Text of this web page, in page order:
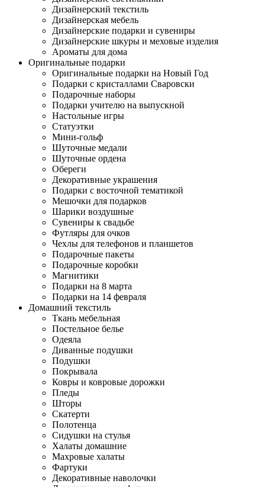
Дизайнерский текстиль
Дизайнерская мебель
Дизайнерские подарки и сувениры
Дизайнерские шкуры и меховые изделия
Ароматы для дома
Оригинальные подарки
Оригинальные подарки на Новый Год
Подарки с кристаллами Сваровски
Подарочные наборы
Подарки учителю на выпускной
Настольные игры
Статуэтки
Мини-гольф
Шуточные медали
Шуточные ордена
Обереги
Декоративные украшения
Подарки с восточной тематикой
Мешочки для подарков
Шарики воздушные
Сувениры к свадьбе
Футляры для очков
Чехлы для телефонов и планшетов
Подарочные пакеты
Подарочные коробки
Магнитики
Подарки на 8 марта
Подарки на 14 февраля
Домашний текстиль
Ткань мебельная
Постельное белье
Одеяла
Диванные подушки
Подушки
Покрывала
Ковры и ковровые дорожки
Пледы
Шторы
Скатерти
Полотенца
Сидушки на стулья
Халаты домашние
Махровые халаты
Фартуки
Декоративные наволочки